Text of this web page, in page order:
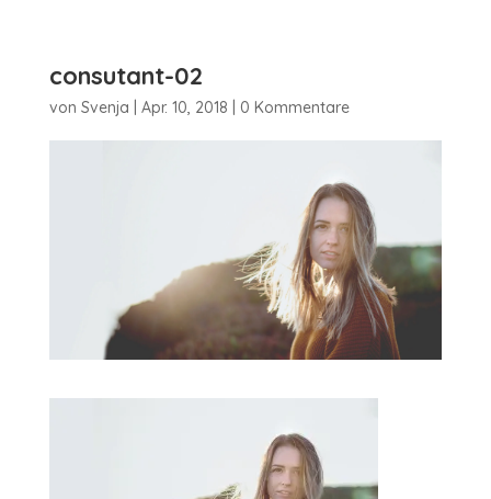
consutant-02
von Svenja Apr. 10, 2018 0 Kommentare